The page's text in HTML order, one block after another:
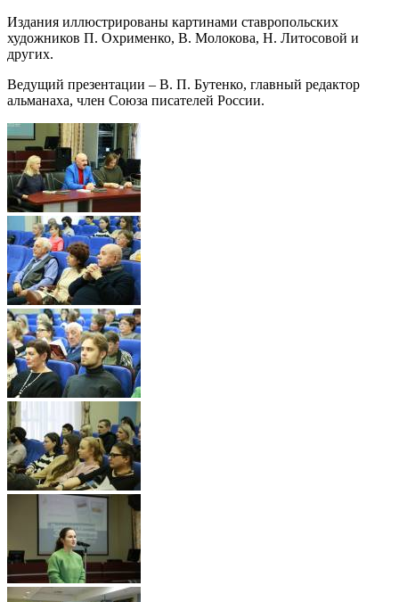
Издания иллюстрированы картинами ставропольских
художников П. Охрименко, В. Молокова, Н. Литосовой и
других.
Ведущий презентации – В. П. Бутенко, главный редактор
альманаха, член Союза писателей России.